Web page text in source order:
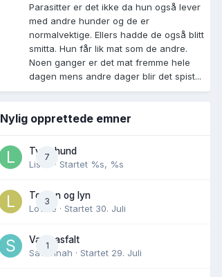
Parasitter er det ikke da hun også lever
med andre hunder og de er
normalvektige. Ellers hadde de også blitt
smitta. Hun får lik mat som de andre.
Noen ganger er det mat fremme hele
dagen mens andre dager blir det spist...
Nylig opprettede emner
7
Tynn hund
Lisen
· Startet %s, %s
3
Torden og lyn
Lovise · Startet 30. Juli
1
Varm asfalt
Savannah · Startet 29. Juli